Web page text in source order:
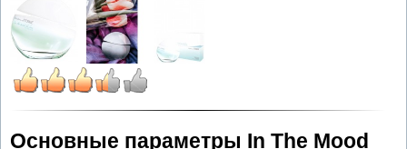
Основные параметры In The Mood